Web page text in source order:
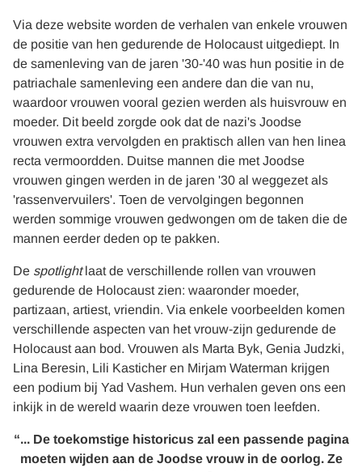
Via deze website worden de verhalen van enkele vrouwen
de positie van hen gedurende de Holocaust uitgediept. In
de samenleving van de jaren '30-'40 was hun positie in de
patriachale samenleving een andere dan die van nu,
waardoor vrouwen vooral gezien werden als huisvrouw en
moeder. Dit beeld zorgde ook dat de nazi's Joodse
vrouwen extra vervolgden en praktisch allen van hen linea
recta vermoordden. Duitse mannen die met Joodse
vrouwen gingen werden in de jaren '30 al weggezet als
'rassenvervuilers'. Toen de vervolgingen begonnen
werden sommige vrouwen gedwongen om de taken die de
mannen eerder deden op te pakken.
De spotlightlaat de verschillende rollen van vrouwen
gedurende de Holocaust zien: waaronder moeder,
partizaan, artiest, vriendin. Via enkele voorbeelden komen
verschillende aspecten van het vrouw-zijn gedurende de
Holocaust aan bod. Vrouwen als Marta Byk, Genia Judzki,
Lina Beresin, Lili Kasticher en Mirjam Waterman krijgen
een podium bij Yad Vashem. Hun verhalen geven ons een
inkijk in de wereld waarin deze vrouwen toen leefden.
“... De toekomstige historicus zal een passende pagina
moeten wijden aan de Joodse vrouw in de oorlog. Ze